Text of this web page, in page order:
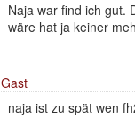
Naja war find ich gut.
wäre hat ja keiner
Gast
naja ist zu spät wen